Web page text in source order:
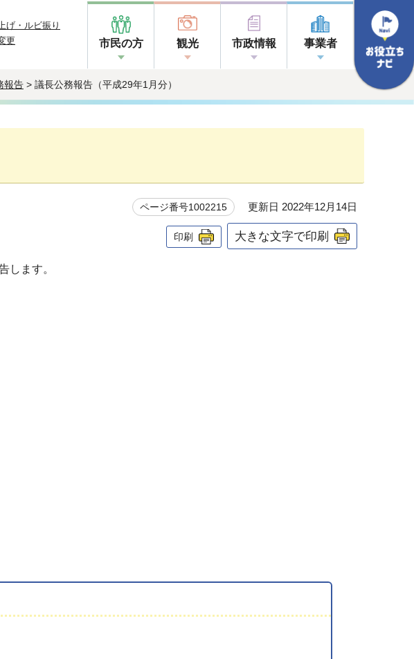
げ・ルビ振り
更
市民の方 観光 市政情報 事業者
報告 > 議長公務報告（平成29年1月分）
ページ番号1002215 更新日 2022年12月14日
印刷 大きな文字で印刷
します。